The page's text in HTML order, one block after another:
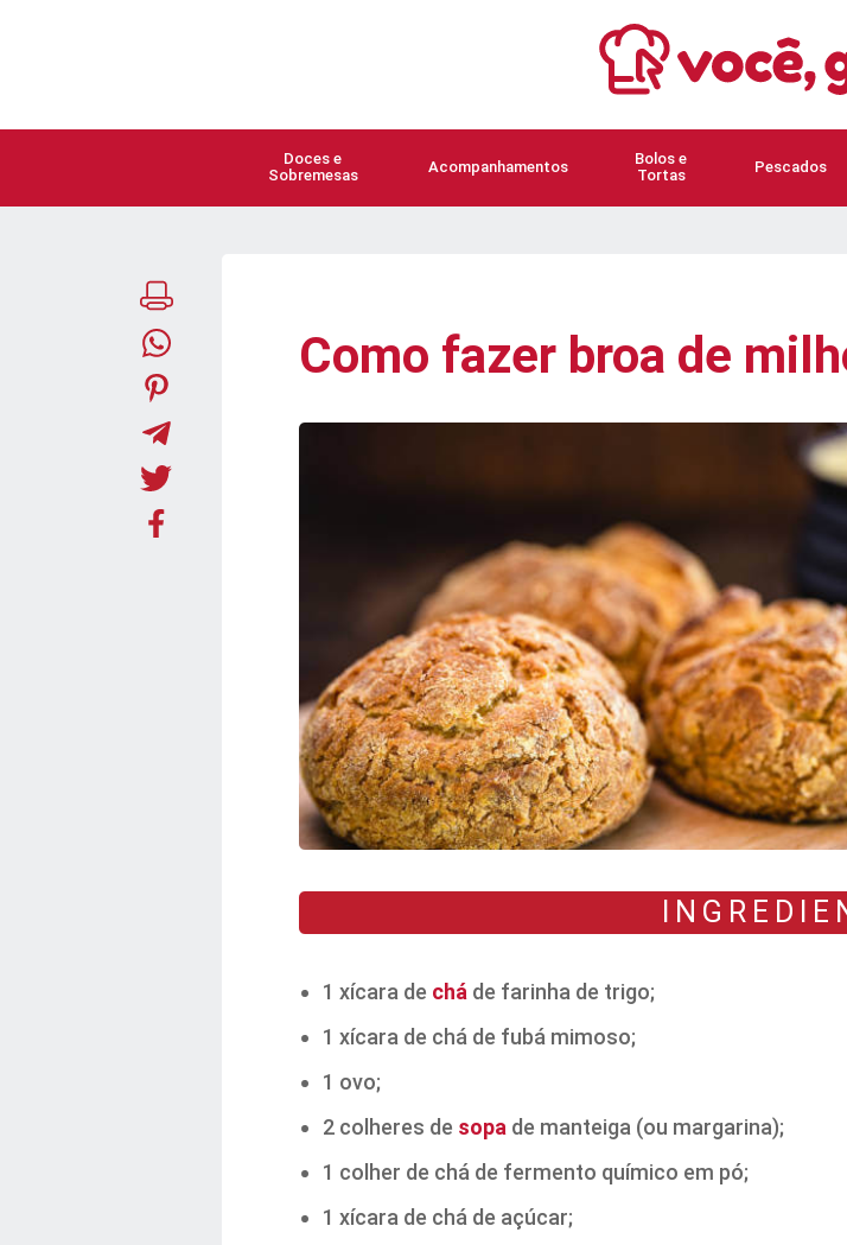
Doces e
Sobremesas
Acompanhamentos
Bolos e
Tortas
Pescados
Como fazer broa de
1 xícara de chá de farinha de trigo;
1 xícara de chá de fubá mimoso;
1 ovo;
2 colheres de sopa de manteiga (ou margarina);
1 colher de chá de fermento químico em pó;
1 xícara de chá de açúcar;